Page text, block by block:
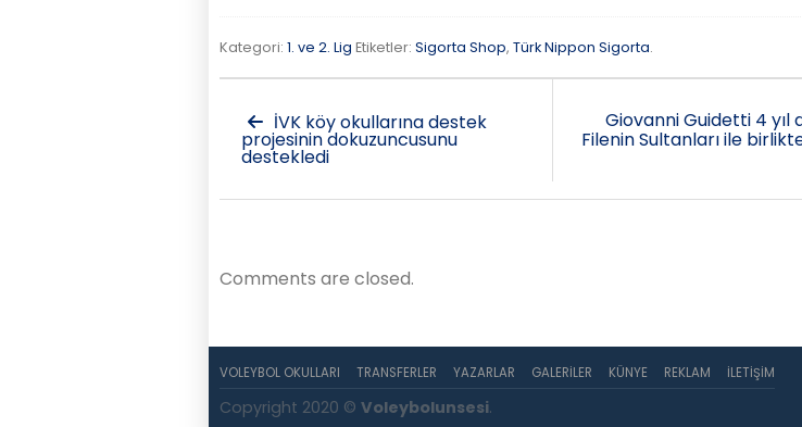
Kategori: 1. ve 2. Lig Etiketler: Sigorta Shop, Türk Nippon Sigorta.
İVK köy okullarına destek
projesinin dokuzuncusunu
destekledi
Giovanni Guidetti 4 yıl
Filenin Sultanları ile
Comments are closed.
VOLEYBOL OKULLARI TRANSFERLER YAZARLAR GALERILER KÜNYE REKLAM İLETIŞIM
Copyright 2020 © Voleybolunsesi.